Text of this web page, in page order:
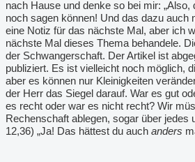
nach Hause und denke so bei mir: „Also,
noch sagen können! Und das dazu auch
eine Notiz für das nächste Mal, aber ich
nächste Mal dieses Thema behandele.
der Schwangerschaft. Der Artikel ist
publiziert. Es ist vielleicht noch möglich,
aber es können nur Kleinigkeiten
der Herr das Siegel darauf. War es gut
es recht oder war es nicht recht? Wir
Rechenschaft ablegen, sogar über jedes
12,36) „Ja! Das hättest du auch anders